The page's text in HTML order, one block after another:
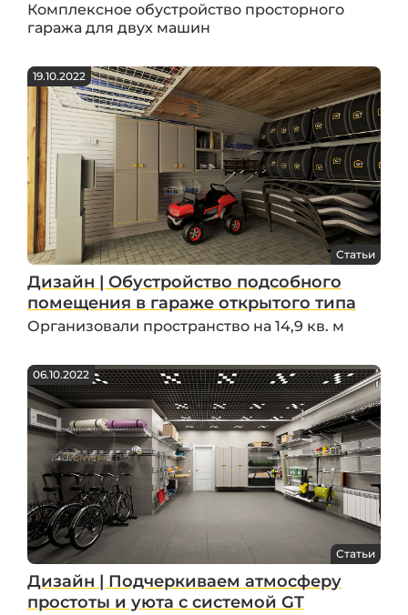
Комплексное обустройство просторного
гаража для двух машин
19.10.2022
Статьи
Дизайн | Обустройство подсобного
помещения в гараже открытого типа
Организовали пространство на 14,9 кв. м
06.10.2022
Статьи
Дизайн | Подчеркиваем атмосферу
простоты и уюта с системой GT